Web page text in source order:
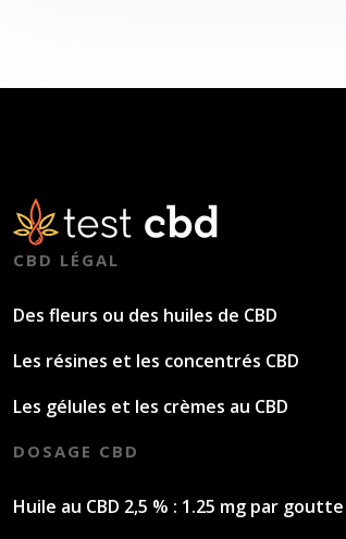
CBD LÉGAL
Des fleurs ou des huiles de CBD
Les résines et les concentrés CBD
Les gélules et les crèmes au CBD
DOSAGE CBD
Huile au CBD 2,5 % : 1.25 mg par goutte